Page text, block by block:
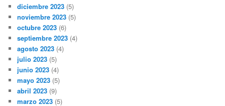
diciembre 2023 (5)
noviembre 2023 (5)
octubre 2023 (6)
septiembre 2023 (4)
agosto 2023 (4)
julio 2023 (5)
junio 2023 (4)
mayo 2023 (5)
abril 2023 (9)
marzo 2023 (5)